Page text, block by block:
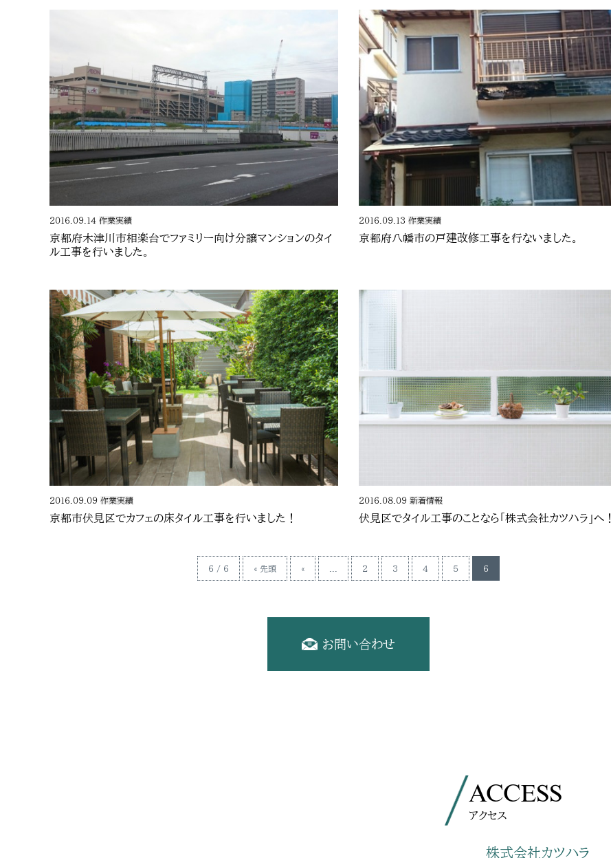
2016.09.14 作業実績
京都府木津川市相楽台でファミリー向け分譲マンションのタイ
ル工事を行いました。
2016.09.13 作業実績
京都府八幡市の戸建改修工事を行ないました。
2016.09.09 作業実績
京都市伏見区でカフェの床タイル工事を行いました！
2016.08.09 新着情報
伏見区でタイル工事のことなら「株式会社カツハラ」へ！
6 / 6 « 先頭 « 2 3 4 5 6
お問い合わせ
ACCESS
アクセス
株式会社カツハラ